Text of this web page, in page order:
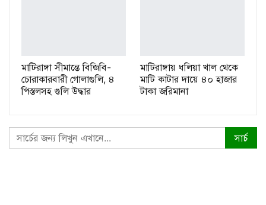
মাটিরাঙ্গা সীমান্তে বিজিবি-
চোরাকারবারী গোলাগুলি, ৪
পিস্তলসহ গুলি উদ্ধার
মাটিরাঙ্গায় ধলিয়া খাল থেকে
মাটি কাটার দায়ে ৪০ হাজার
টাকা জরিমানা